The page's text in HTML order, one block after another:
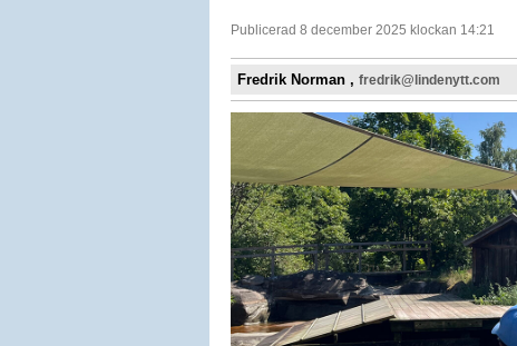
Publicerad 8 december 2025 klockan 14:21
Fredrik Norman , fredrik@lindenytt.com